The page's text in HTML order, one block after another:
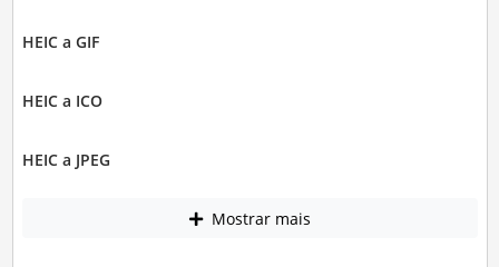
HEIC a GIF
HEIC a ICO
HEIC a JPEG
Mostrar mais